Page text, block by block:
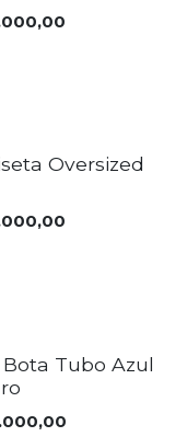
Oversized
Tubo Azul